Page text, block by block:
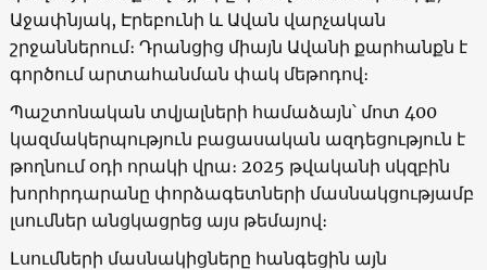
Աջափնյակ, Էրեբունի և Ավան վարչական
շրջաններում։ Դրանցից միայն Ավանի քարհանքն է
գործում արտահանման փակ մեթոդով։
Պաշտոնական տվյալների համաձայն՝ մոտ 400
կազմակերպություն բացասական ազդեցություն է
թողնում օդի որակի վրա։ 2025 թվականի սկզբին
խորհրդարանը փորձագետների մասնակցությամբ
լսումներ անցկացրեց այս թեմայով։
Լսումների մասնակիցները հանգեցին այն